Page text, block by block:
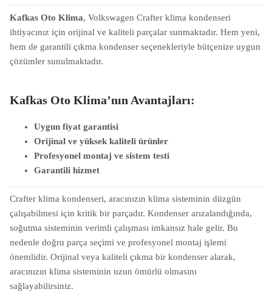
Kafkas Oto Klima, Volkswagen Crafter klima kondenseri
ihtiyacınız için orijinal ve kaliteli parçalar sunmaktadır. Hem yeni,
hem de garantili çıkma kondenser seçenekleriyle bütçenize uygun
çözümler sunulmaktadır.
Kafkas Oto Klima’nın Avantajları:
Uygun fiyat garantisi
Orijinal ve yüksek kaliteli ürünler
Profesyonel montaj ve sistem testi
Garantili hizmet
Crafter klima kondenseri, aracınızın klima sisteminin düzgün
çalışabilmesi için kritik bir parçadır. Kondenser arızalandığında,
soğutma sisteminin verimli çalışması imkansız hale gelir. Bu
nedenle doğru parça seçimi ve profesyonel montaj işlemi
önemlidir. Orijinal veya kaliteli çıkma bir kondenser alarak,
aracınızın klima sisteminin uzun ömürlü olmasını
sağlayabilirsiniz.